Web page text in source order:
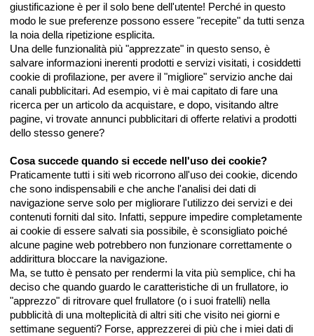
giustificazione è per il solo bene dell'utente! Perché in questo
modo le sue preferenze possono essere "recepite" da tutti senza
la noia della ripetizione esplicita.
Una delle funzionalità più "apprezzate" in questo senso, è
salvare informazioni inerenti prodotti e servizi visitati, i cosiddetti
cookie di profilazione, per avere il "migliore" servizio anche dai
canali pubblicitari. Ad esempio, vi è mai capitato di fare una
ricerca per un articolo da acquistare, e dopo, visitando altre
pagine, vi trovate annunci pubblicitari di offerte relativi a prodotti
dello stesso genere?
Cosa succede quando si eccede nell'uso dei cookie?
Praticamente tutti i siti web ricorrono all'uso dei cookie, dicendo
che sono indispensabili e che anche l'analisi dei dati di
navigazione serve solo per migliorare l'utilizzo dei servizi e dei
contenuti forniti dal sito. Infatti, seppure impedire completamente
ai cookie di essere salvati sia possibile, è sconsigliato poiché
alcune pagine web potrebbero non funzionare correttamente o
addirittura bloccare la navigazione.
Ma, se tutto è pensato per rendermi la vita più semplice, chi ha
deciso che quando guardo le caratteristiche di un frullatore, io
"apprezzo" di ritrovare quel frullatore (o i suoi fratelli) nella
pubblicità di una molteplicità di altri siti che visito nei giorni e
settimane seguenti? Forse, apprezzerei di più che i miei dati di